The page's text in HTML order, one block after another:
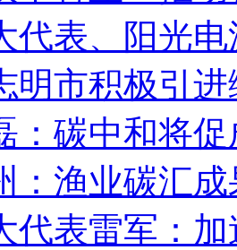
代表、阳光
明市积极引
：碳中和将
：渔业碳汇
代表雷军：